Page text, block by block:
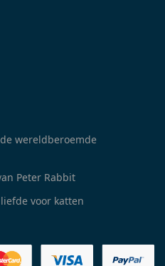
wereldberoemde
Peter Rabbit
voor katten